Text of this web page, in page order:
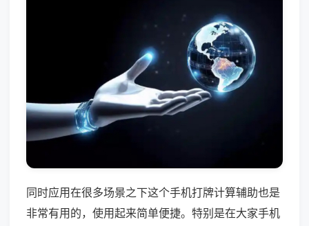
同时应用在很多场景之下这个手机打牌计算辅助也是
非常有用的，使用起来简单便捷。特别是在大家手机